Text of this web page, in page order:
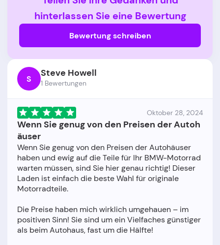
hinterlassen Sie eine Bewertung
Bewertung schreiben
S Steve Howell
1 Bewertungen
Oktober 28, 2024
Wenn Sie genug von den Preisen der Autoh
äuser
Wenn Sie genug von den Preisen der Autohäuser
haben und ewig auf die Teile für Ihr BMW-Motorrad
warten müssen, sind Sie hier genau richtig! Dieser
Laden ist einfach die beste Wahl für originale
Motorradteile.
Die Preise haben mich wirklich umgehauen – im
positiven Sinn! Sie sind um ein Vielfaches günstiger
als beim Autohaus, fast um die Hälfte!